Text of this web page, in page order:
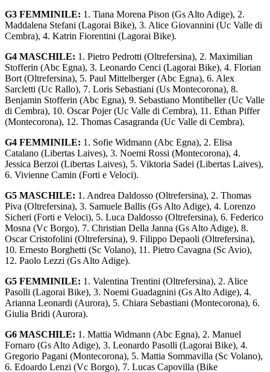
G3 FEMMINILE: 1. Tiana Morena Pison (Gs Alto Adige), 2.
Maddalena Stefani (Lagorai Bike), 3. Alice Giovannini (Uc Valle di
Cembra), 4. Katrin Fiorentini (Lagorai Bike).
G4 MASCHILE: 1. Pietro Pedrotti (Oltrefersina), 2. Maximilian
Stofferin (Abc Egna), 3. Leonardo Cenci (Lagorai Bike), 4. Florian
Bort (Oltrefersina), 5. Paul Mittelberger (Abc Egna), 6. Alex
Sarcletti (Uc Rallo), 7. Loris Sebastiani (Us Montecorona), 8.
Benjamin Stofferin (Abc Egna), 9. Sebastiano Montibeller (Uc Valle
di Cembra), 10. Oscar Pojer (Uc Valle di Cembra), 11. Ethan Piffer
(Montecorona), 12. Thomas Casagranda (Uc Valle di Cembra).
G4 FEMMINILE: 1. Sofie Widmann (Abc Egna), 2. Elisa
Catalano (Libertas Laives), 3. Noemi Rossi (Montecorona), 4.
Jessica Berzoi (Libertas Laives), 5. Viktoria Sadei (Libertas Laives),
6. Vivienne Camin (Forti e Veloci).
G5 MASCHILE: 1. Andrea Daldosso (Oltrefersina), 2. Thomas
Piva (Oltrefersina), 3. Samuele Ballis (Gs Alto Adige), 4. Lorenzo
Sicheri (Forti e Veloci), 5. Luca Daldosso (Oltrefersina), 6. Federico
Mosna (Vc Borgo), 7. Christian Della Janna (Gs Alto Adige), 8.
Oscar Cristofolini (Oltrefersina), 9. Filippo Depaoli (Oltrefersina),
10. Ernesto Borghetti (Sc Volano), 11. Pietro Cavagna (Sc Avio),
12. Paolo Lezzi (Gs Alto Adige).
G5 FEMMINILE: 1. Valentina Trentini (Oltrefersina), 2. Alice
Pasolli (Lagorai Bike), 3. Noemi Guadagnini (Gs Alto Adige), 4.
Arianna Leonardi (Aurora), 5. Chiara Sebastiani (Montecorona), 6.
Giulia Bridi (Aurora).
G6 MASCHILE: 1. Mattia Widmann (Abc Egna), 2. Manuel
Fornaro (Gs Alto Adige), 3. Leonardo Pasolli (Lagorai Bike), 4.
Gregorio Pagani (Montecorona), 5. Mattia Sommavilla (Sc Volano),
6. Edoardo Lenzi (Vc Borgo), 7. Lucas Capovilla (Bike